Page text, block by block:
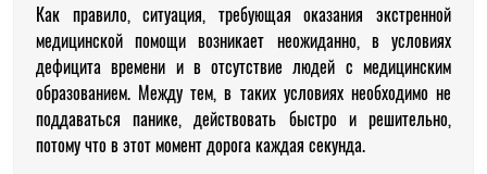
Как правило, ситуация, требующая оказания экстренной
медицинской помощи возникает неожиданно, в условиях
дефицита времени и в отсутствие людей с медицинским
образованием. Между тем, в таких условиях необходимо не
поддаваться панике, действовать быстро и решительно,
потому что в этот момент дорога каждая секунда.